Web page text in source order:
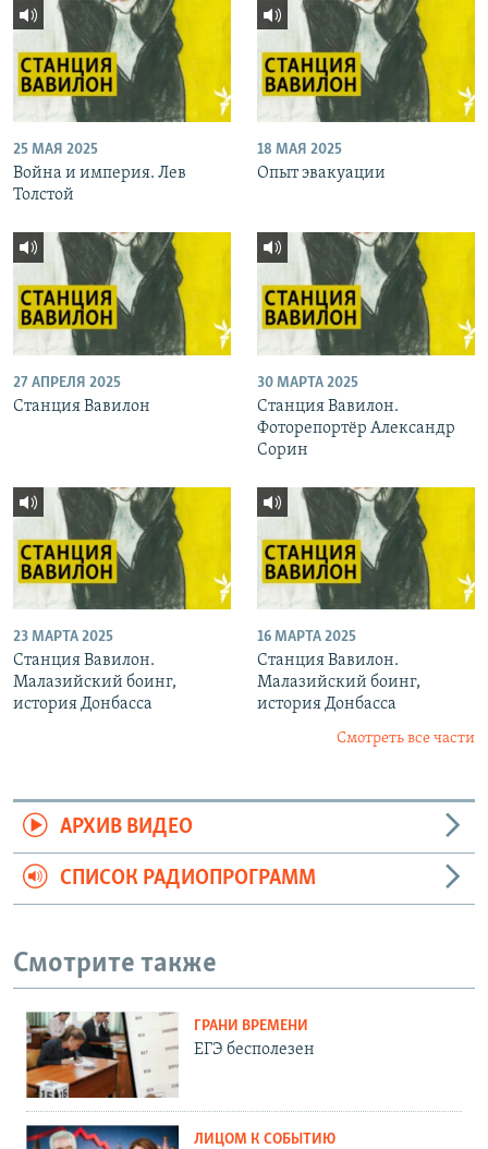
25 МАЯ 2025
Война и империя. Лев
Толстой
18 МАЯ 2025
Опыт эвакуации
27 АПРЕЛЯ 2025
Станция Вавилон
30 МАРТА 2025
Станция Вавилон.
Фоторепортёр Александр
Сорин
23 МАРТА 2025
Станция Вавилон.
Малазийский боинг,
история Донбасса
16 МАРТА 2025
Станция Вавилон.
Малазийский боинг,
история Донбасса
Смотреть все части
АРХИВ ВИДЕО
СПИСОК РАДИОПРОГРАММ
Смотрите также
ГРАНИ ВРЕМЕНИ
ЕГЭ бесполезен
ЛИЦОМ К СОБЫТИЮ